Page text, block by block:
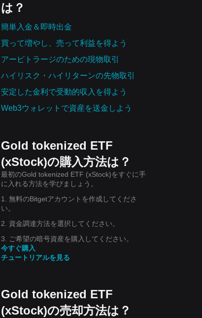
は？
簡単入金＆即時出金
買って増やし、売って利益を得よう
アービトラージのための現物取引
ハイリスク・ハイリターンの先物取引
安定した金利で受動的収入を得よう
Web3ウォレットで資産を‌送金しよう
Gold tokenized ETF
(xStock)の購入方法は？
最初のGold tokenized ETF (xStock)をすぐに手
に入れる方法を学びましょう。
1. 無料のBitgetアカウントを作成してくださ
い。
2. 資金調達方法を選択してください。
3. ご希望の暗号資産を購入してください。
今すぐ購入
チュートリアルを見る
Gold tokenized ETF
(xStock)の売却方法は？